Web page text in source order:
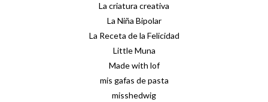
La criatura creativa
La Niña Bipolar
La Receta de la Felicidad
Little Muna
Made with lof
mis gafas de pasta
misshedwig